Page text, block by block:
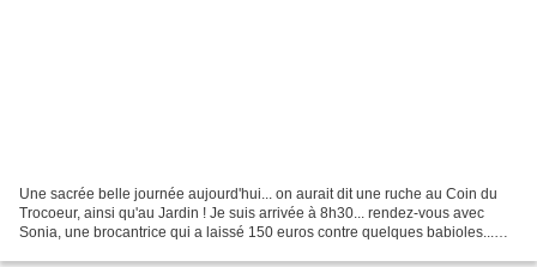
Une sacrée belle journée aujourd'hui... on aurait dit une ruche au Coin du
Trocoeur, ainsi qu'au Jardin ! Je suis arrivée à 8h30... rendez-vous avec
Sonia, une brocantrice qui a laissé 150 euros contre quelques babioles...